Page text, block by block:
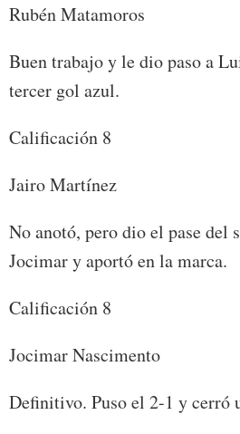
Rubén Matamoros
Buen trabajo y le dio paso a
tercer gol azul.
Calificación 8
Jairo Martínez
No anotó, pero dio el pase del
Jocimar y aportó en la marca.
Calificación 8
Jocimar Nascimento
Definitivo. Puso el 2-1 y cerró